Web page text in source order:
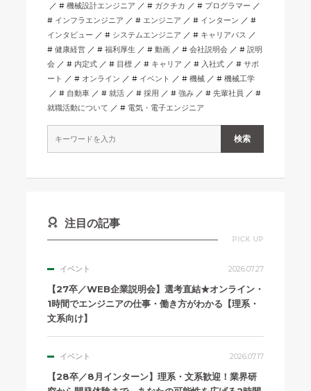
機械設計エンジニア
ガクチカ
プログラマー
インフラエンジニア
エンジニア
インターン
インタビュー
システムエンジニア
キャリアパス
健康経営
福利厚生 動画 会社説明会
説明
会
内定式 目標 キャリア 入社式
サポ
ート
オンライン イベント 機械
機械工学
自動車
就活 採用 強み
先輩社員
就職活動について
電気・電子エンジニア
注目の記事
PICK UP
イベント 2026.07.27
【27卒／WEB企業説明会】選考直結★オンライン・
1時間でエンジニアの仕事・働き方がわかる【理系・
文系向け】
イベント 2026.07.17
【28卒／8月インターン】理系・文系歓迎！業界研